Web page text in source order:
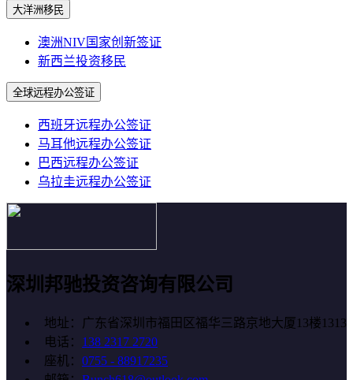
大洋洲移民
澳洲NIV国家创新签证
新西兰投资移民
全球远程办公签证
西班牙远程办公签证
马耳他远程办公签证
巴西远程办公签证
乌拉圭远程办公签证
深圳邦驰投资咨询有限公司
地址：广东省深圳市福田区福华三路京地大厦13楼1313
电话： 138 2317 2720
座机： 0755 - 88917235